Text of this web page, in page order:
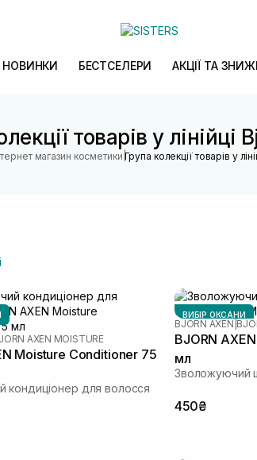
НОВИНКИ БЕСТСЕЛЕРИ АКЦІЇ ТА
товарів у
магазин косметики |Група колекції товарів у
AXEN MOISTURE
Moisture Conditioner 75
кондиціонер для волосся
ВИБІР ОКСАНИ
BJORN AXEN
BJORN
мл
Зволожуючий
450₴